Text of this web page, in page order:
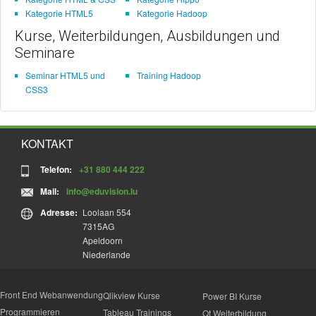
Kategorie HTML5
Kategorie Hadoop
Kurse, Weiterbildungen, Ausbildungen und
Seminare
Seminar HTML5 und
CSS3
Training Hadoop
KONTAKT
Telefon:
+31 880 444 222
Mail:
info@eduvision.lu
Adresse: Loolaan 554
7315AG
Apeldoorn
Niederlande
Front End Webanwendung
Programmieren
Qlikview Kurse
Tableau Trainings
Power BI Kurse
Qt Weiterbildung